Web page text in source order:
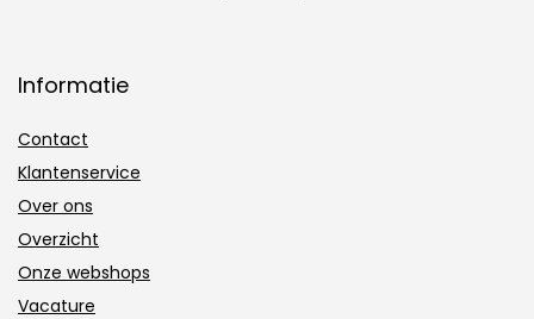
Informatie
Contact
Klantenservice
Over ons
Overzicht
Onze webshops
Vacature